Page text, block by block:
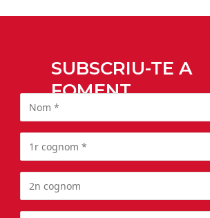
SUBSCRIU-TE A
FOMENT